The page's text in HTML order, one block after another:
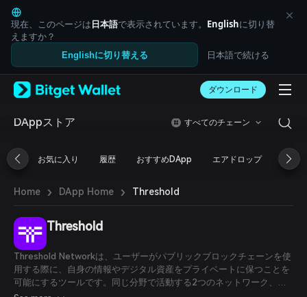
English
日本語
Tiếng Việt
Русский
Español (Latinoamérica)
Italiano
Deutsch
繁體中文
Português (Portugal)
ภาษาไทย
العربية
हिन्दी
Español
Português (Brasil)
Español (Argentina)
現在、このページは日本語で表示されています。 Englishに切り替
えますか？
Englishに切り替える 日本語で続ける
ダウンロード
DAppストア すべてのチェーン
お気に入り 履歴 おすすめDApp エアドロップ DeFi
Home › DApp Home › Threshold
Threshold
Threshold Networkは、ユーザーがパブリックブロックチェーンを使
用する際に、自身の情報やデジタル資産をプライベートに保つことを
可能にするツールです。同じ分野で活動する2つのネットワーク、